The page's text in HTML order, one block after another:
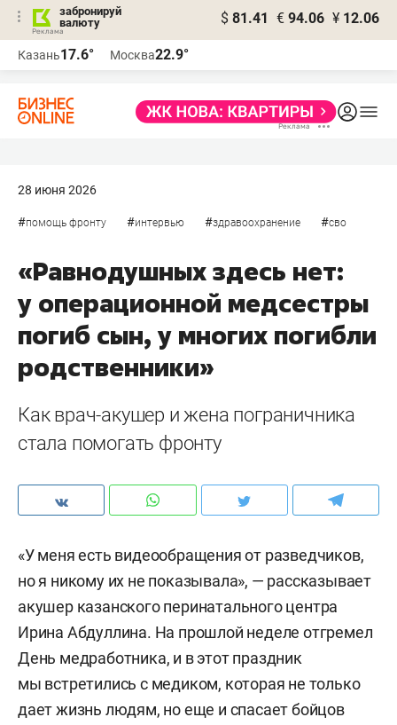
забронируй
валюту
$ 81.41 € 94.06 ¥ 12.06
Казань17.6° Москва22.9°
28 июня 2026
#помощь фронту #интервью #здравоохранение #сво
«Равнодушных здесь нет:
у операционной медсестры
погиб сын, у многих погибли
родственники»
Как врач-акушер и жена пограничника
стала помогать фронту
«У меня есть видеообращения от разведчиков,
но я никому их не показывала», — рассказывает
акушер казанского перинатального центра
Ирина Абдуллина. На прошлой неделе отгремел
День медработника, и в этот праздник
мы встретились с медиком, которая не только
дает жизнь людям, но еще и спасает бойцов